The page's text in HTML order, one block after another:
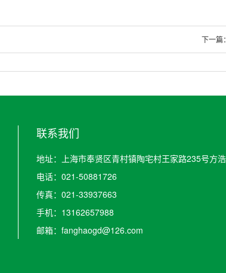
下一篇：
联系我们
地址：上海市奉贤区青村镇陶宅村王家路235号方
电话：021-50881726
传真：021-33937663
手机：13162657988
邮箱：fanghaogd@126.com